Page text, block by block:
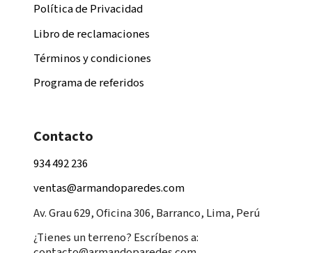
Política de Privacidad
Libro de reclamaciones
Términos y condiciones
Programa de referidos
Contacto
934 492 236
ventas@armandoparedes.com
Av. Grau 629, Oficina 306, Barranco, Lima, Perú
¿Tienes un terreno? Escríbenos a: